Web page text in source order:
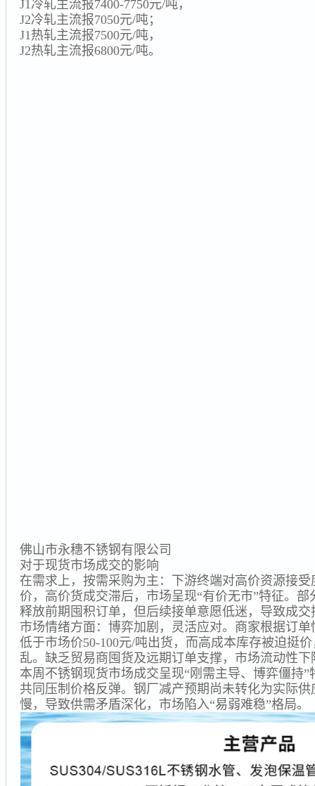
J1冷轧主流报7400-7750元/吨，
J2冷轧主流报7050元/吨；
J1热轧主流报7500元/吨，
J2热轧主流报6800元/吨。
佛山市永穗不锈钢有限公司
对于现货市场成交的影响
在需求上，按需采购为主：下游终端对高价资源接
价，高价货成交滞后，市场呈现“有价无市”特征。
释放前期囤积订单，但后续接单意愿低迷，导致成
市场情绪方面：博弈加剧，灵活应对。商家根据订
低于市场价50-100元/吨出货，而高成本库存被迫挺
乱。缺乏贸易商囤货及远期订单支撑，市场流动性
本周不锈钢现货市场成交呈现“刚需主导、博弈僵持
共同压制价格反弹。钢厂减产预期尚未转化为实际
慢，导致供需矛盾深化，市场陷入“易弱难稳”格局。